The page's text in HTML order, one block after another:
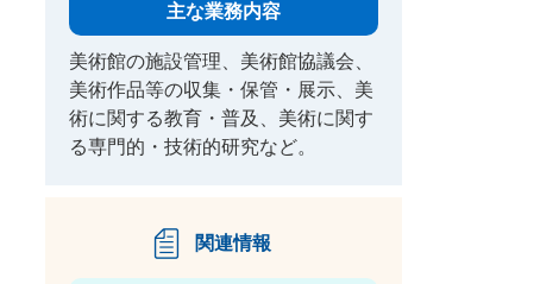
主な業務内容
美術館の施設管理、美術館協議会、
美術作品等の収集・保管・展示、美
術に関する教育・普及、美術に関す
る専門的・技術的研究など。
関連情報